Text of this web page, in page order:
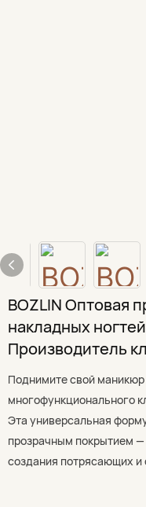
BOZLIN Оптовая
накладных
Производитель
Поднимите свой
многофункционального
Эта универсальная
прозрачным покрытием
создания потрясающих и